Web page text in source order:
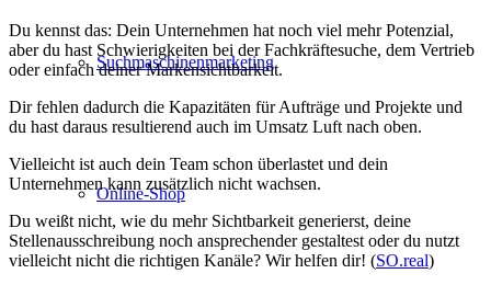
Suchmaschinenmarketing
Online-Shop
Du kennst das: Dein Unternehmen hat noch viel mehr Potenzial,
aber du hast Schwierigkeiten bei der Fachkräftesuche, dem Vertrieb
oder einfach deiner Markensichtbarkeit.
Dir fehlen dadurch die Kapazitäten für Aufträge und Projekte und
du hast daraus resultierend auch im Umsatz Luft nach oben.
Vielleicht ist auch dein Team schon überlastet und dein
Unternehmen kann zusätzlich nicht wachsen.
Du weißt nicht, wie du mehr Sichtbarkeit generierst, deine
Stellenausschreibung noch ansprechender gestaltest oder du nutzt
vielleicht nicht die richtigen Kanäle? Wir helfen dir! (SO.real)